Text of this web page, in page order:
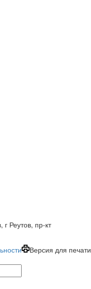
г Реутов, пр-кт
Версия для печати